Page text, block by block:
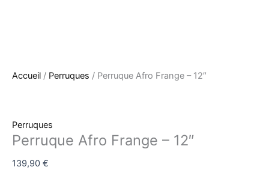
Accueil / Perruques / Perruque Afro Frange – 12″
Perruques
Perruque Afro Frange – 12″
139,90 €